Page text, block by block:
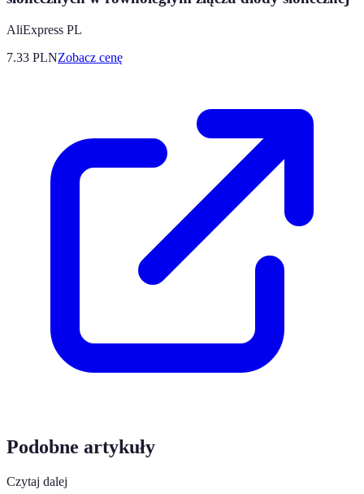
AliExpress PL
7.33 PLNZobacz cenę
Podobne artykuły
Czytaj dalej